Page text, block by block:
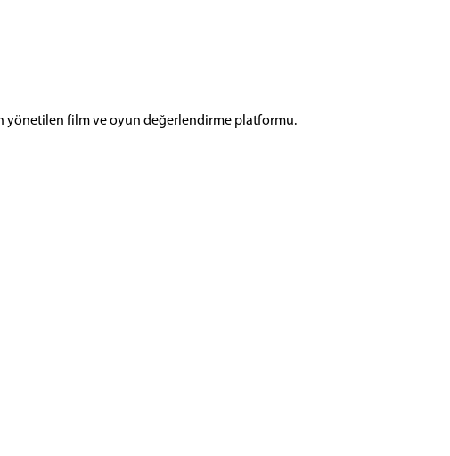
yönetilen film ve oyun değerlendirme platformu.